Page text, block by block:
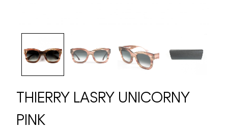
THIERRY LASRY UNICORNY
PINK